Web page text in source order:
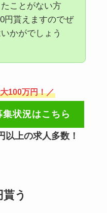
ことがない方
円貰えますのでぜ
かがでしょう
100万円！／
集状況はこちら
以上の求人多数！
う